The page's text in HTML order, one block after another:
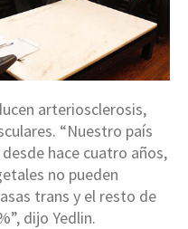
arteriosclerosis,
“Nuestro país
hace cuatro años,
no pueden
trans y el resto de
dijo Yedlin.